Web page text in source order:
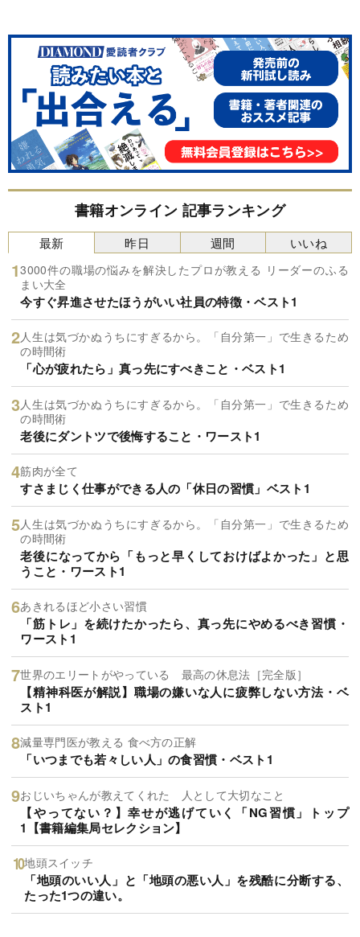
書籍オンライン 記事ランキング
最新
3000件の職場の悩みを解決したプロが教える リーダーのふる
まい大全
今すぐ昇進させたほうがいい社員の特徴・ベスト1
人生は気づかぬうちにすぎるから。「自分第一」で生きるため
の時間術
「心が疲れたら」真っ先にすべきこと・ベスト1
人生は気づかぬうちにすぎるから。「自分第一」で生きるため
の時間術
老後にダントツで後悔すること・ワースト1
筋肉が全て
すさまじく仕事ができる人の「休日の習慣」ベスト1
人生は気づかぬうちにすぎるから。「自分第一」で生きるため
の時間術
老後になってから「もっと早くしておけばよかった」と思
うこと・ワースト1
あきれるほど小さい習慣
「筋トレ」を続けたかったら、真っ先にやめるべき習慣・
ワースト1
世界のエリートがやっている 最高の休息法［完全版］
【精神科医が解説】職場の嫌いな人に疲弊しない方法・ベ
スト1
減量専門医が教える 食べ方の正解
「いつまでも若々しい人」の食習慣・ベスト1
おじいちゃんが教えてくれた 人として大切なこと
【やってない？】幸せが逃げていく「NG習慣」トップ
1【書籍編集局セレクション】
地頭スイッチ
「地頭のいい人」と「地頭の悪い人」を残酷に分断する、
たった1つの違い。
昨日 週間 いいね